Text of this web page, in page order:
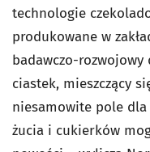
technologie
produkowane w
badawczo-
ciastek, mieszczący
niesamowite pole
żucia i cukierków